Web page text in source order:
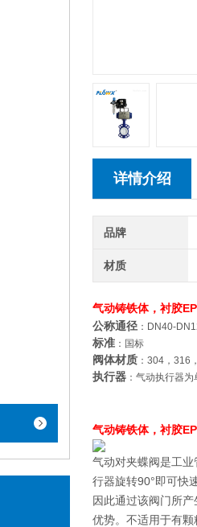
详情介绍
品牌
材质
气动铸铁体，衬胶
公称通径 ：DN40-
标准 ：国标
阀体材质 ：304，316
执行器 ：气动执行器
气动铸铁体，衬胶
气动对夹蝶阀是工
行器旋转90°即可快
因此通过该阀门所
优势。不适用于有